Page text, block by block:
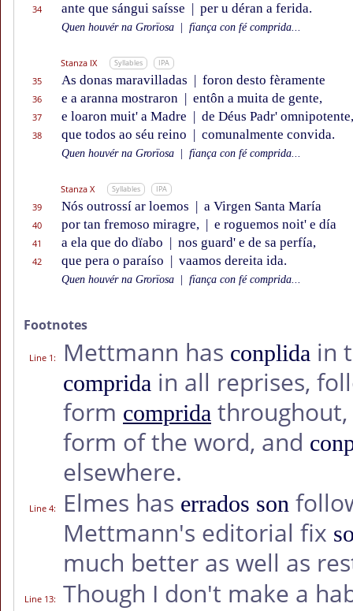
34 ante que sángui saísse | per u déran a ferida.
Quen houvér na Grorïosa fïança con fé comprida...
Stanza IX Syllables IPA
35 As donas maravilladas | foron desto fèramente
36 e a aranna mostraron | entôn a muita de gente,
37 e loaron muit' a Madre | de Déus Padr' omnipotente,
38 que todos ao séu reino | comunalmente convida.
Quen houvér na Grorïosa fïança con fé comprida...
Stanza X Syllables IPA
39 Nós outrossí ar loemos | a Virgen Santa María
40 por tan fremoso miragre, | e roguemos noit' e día
41 a ela que do dïabo | nos guard' e de sa perfía,
42 que pera o paraíso | vaamos dereita ida.
Quen houvér na Grorïosa fïança con fé comprida...
Footnotes
Line 1: Mettmann has conplida in
comprida in all reprises,
form comprida
form of the word, and
elsewhere.
Line 4: Elmes has errados son
Mettmann's editorial fix
much better as well as
Line 13:
Though I don't make a